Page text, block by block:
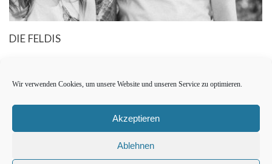
Wir verwenden Cookies, um unsere Website und unseren Service zu optimieren.
Akzeptieren
Ablehnen
DIE FELDIS